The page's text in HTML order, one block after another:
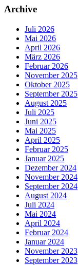
Archive
Juli 2026
Mai 2026
April 2026
März 2026
Februar 2026
November 2025
Oktober 2025
September 2025
August 2025
Juli 2025
Juni 2025
Mai 2025
April 2025
Februar 2025
Januar 2025
Dezember 2024
November 2024
September 2024
August 2024
Juli 2024
Mai 2024
April 2024
Februar 2024
Januar 2024
November 2023
September 2023